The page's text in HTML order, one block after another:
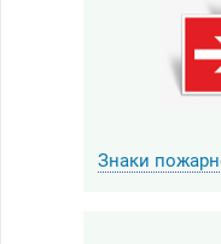
Знаки